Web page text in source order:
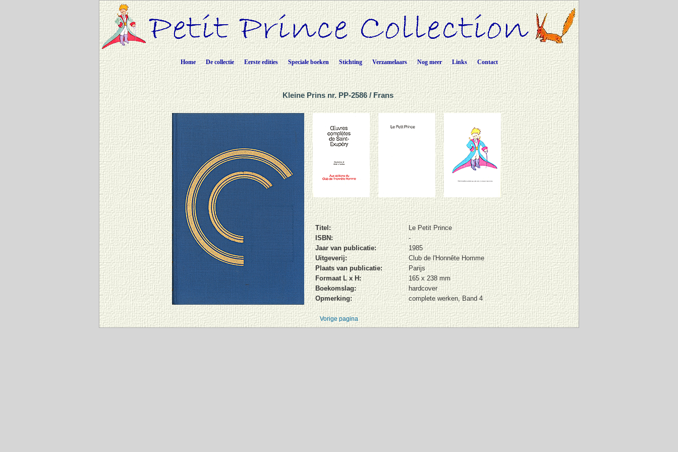
Home De collectie Eerste edities Speciale boeken Stichting Verzamelaars Nog meer Links Contact
Kleine Prins nr. PP-2586 / Frans
Titel:
Le Petit Prince
ISBN:
-
Jaar van publicatie:
1985
Uitgeverij:
Club de l'Honnête Homme
Plaats van publicatie:
Parijs
Formaat L x H:
165 x 238 mm
Boekomslag:
hardcover
Opmerking:
complete werken, Band 4
Vorige pagina